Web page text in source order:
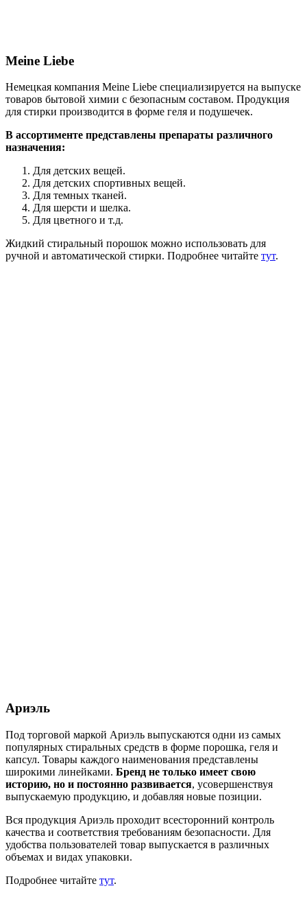
Meine Liebe
Немецкая компания Meine Liebe специализируется на выпуске
товаров бытовой химии с безопасным составом. Продукция
для стирки производится в форме геля и подушечек.
В ассортименте представлены препараты различного
назначения:
Для детских вещей.
Для детских спортивных вещей.
Для темных тканей.
Для шерсти и шелка.
Для цветного и т.д.
Жидкий стиральный порошок можно использовать для
ручной и автоматической стирки. Подробнее читайте тут.
Ариэль
Под торговой маркой Ариэль выпускаются одни из самых
популярных стиральных средств в форме порошка, геля и
капсул. Товары каждого наименования представлены
широкими линейками. Бренд не только имеет свою
историю, но и постоянно развивается, усовершенствуя
выпускаемую продукцию, и добавляя новые позиции.
Вся продукция Ариэль проходит всесторонний контроль
качества и соответствия требованиям безопасности. Для
удобства пользователей товар выпускается в различных
объемах и видах упаковки.
Подробнее читайте тут.